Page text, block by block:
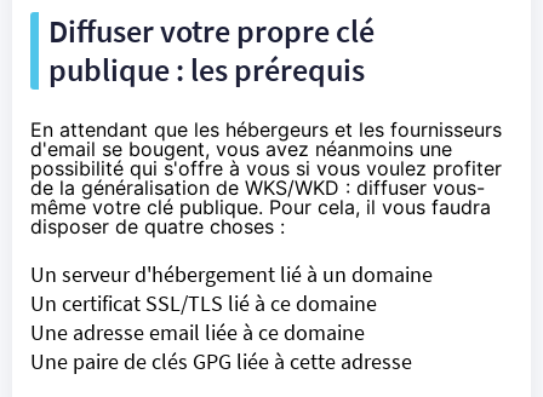
Diffuser votre propre clé
publique : les prérequis
En attendant que les hébergeurs et les fournisseurs
d'email se bougent, vous avez néanmoins une
possibilité qui s'offre à vous si vous voulez profiter
de la généralisation de WKS/WKD : diffuser vous-
même votre clé publique. Pour cela, il vous faudra
disposer de quatre choses :
Un serveur d'hébergement lié à un domaine
Un certificat SSL/TLS lié à ce domaine
Une adresse email liée à ce domaine
Une paire de clés GPG liée à cette adresse